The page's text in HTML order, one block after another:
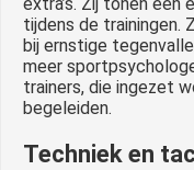
tijdens de trainingen.
bij ernstige
meer
trainers, die ingezet
begeleiden.
Techniek en